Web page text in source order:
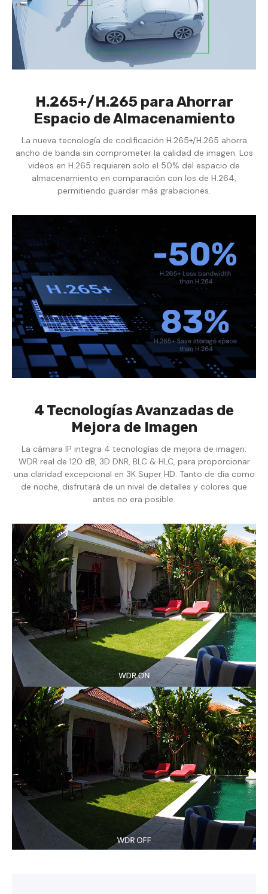
H.265+/H.265 para Ahorrar
Espacio de Almacenamiento
La nueva tecnología de codificación H.265+/H.265 ahorra
ancho de banda sin comprometer la calidad de imagen. Los
videos en H.265 requieren solo el 50% del espacio de
almacenamiento en comparación con los de H.264,
permitiendo guardar más grabaciones.
4 Tecnologías Avanzadas de
Mejora de Imagen
La cámara IP integra 4 tecnologías de mejora de imagen:
WDR real de 120 dB, 3D DNR, BLC & HLC, para proporcionar
una claridad excepcional en 3K Super HD. Tanto de día como
de noche, disfrutará de un nivel de detalles y colores que
antes no era posible.